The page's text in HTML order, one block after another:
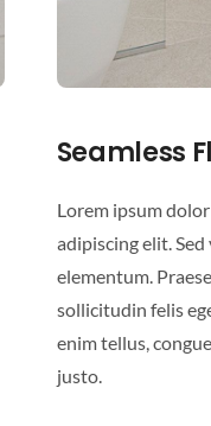
Seamless
Lorem ipsum
adipiscing elit.
elementum.
sollicitudin felis
enim tellus,
justo.